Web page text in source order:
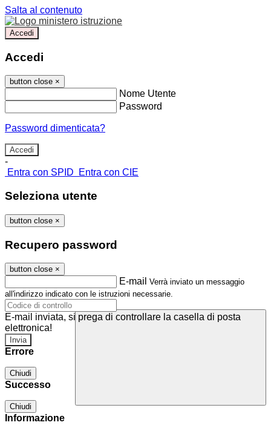
Salta al contenuto
Accedi
Accedi
button close ×
Nome Utente
Password
Password dimenticata?
-
Entra con SPID
Entra con CIE
Seleziona utente
button close ×
Recupero password
button close ×
E-mail Verrà inviato un messaggio
all'indirizzo indicato con le istruzioni necessarie.
E-mail inviata, si prega di controllare la casella di posta
elettronica!
Errore
Chiudi
Successo
Chiudi
Informazione